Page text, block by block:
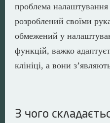
проблема
розроблений своїми
обмежений у
функцій, важко
клініці, а вони
З чого